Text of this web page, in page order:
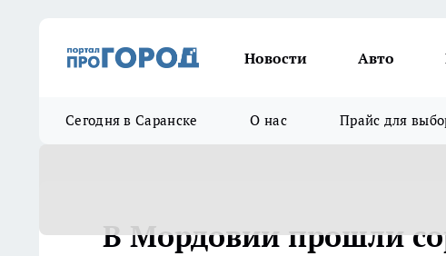
Новости Авто
Сегодня в Саранске О нас Прайс для
В Мордовии прошли